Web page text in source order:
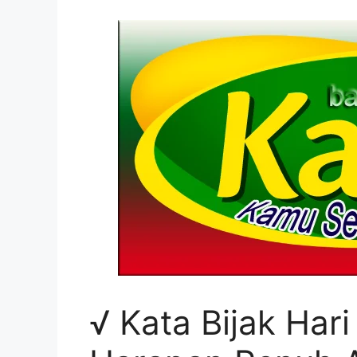
√ Kata Bijak